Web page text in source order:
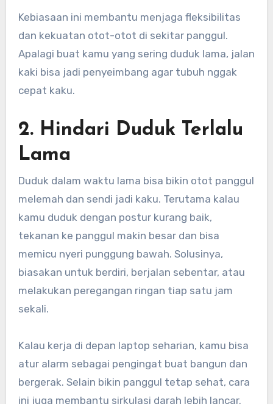
Kebiasaan ini membantu menjaga fleksibilitas
dan kekuatan otot-otot di sekitar panggul.
Apalagi buat kamu yang sering duduk lama, jalan
kaki bisa jadi penyeimbang agar tubuh nggak
cepat kaku.
2. Hindari Duduk Terlalu
Lama
Duduk dalam waktu lama bisa bikin otot panggul
melemah dan sendi jadi kaku. Terutama kalau
kamu duduk dengan postur kurang baik,
tekanan ke panggul makin besar dan bisa
memicu nyeri punggung bawah. Solusinya,
biasakan untuk berdiri, berjalan sebentar, atau
melakukan peregangan ringan tiap satu jam
sekali.
Kalau kerja di depan laptop seharian, kamu bisa
atur alarm sebagai pengingat buat bangun dan
bergerak. Selain bikin panggul tetap sehat, cara
ini juga membantu sirkulasi darah lebih lancar.